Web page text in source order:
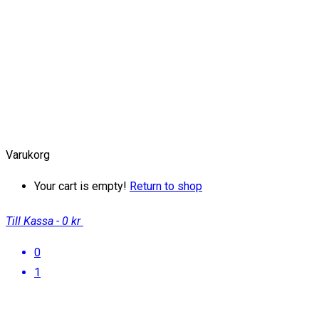
Varukorg
Your cart is empty! Return to shop
Till Kassa - 0 kr
0
1